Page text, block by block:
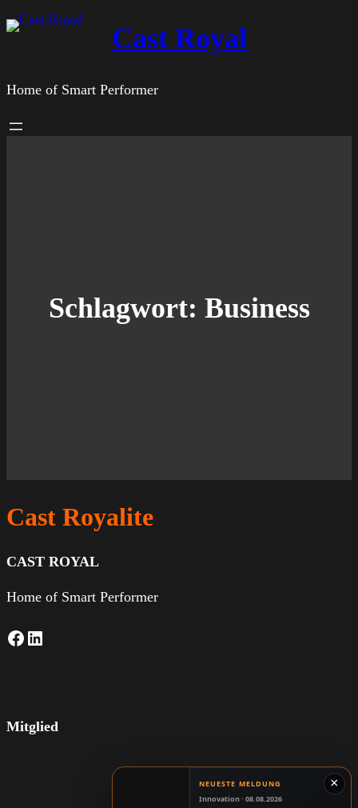
Zum
Cast Royal
Home of Smart Performer
Schlagwort: Business
Cast Royalite
CAST ROYAL
Home of Smart Performer
Facebook LinkedIn
Mitglied
×
NEUESTE MELDUNG
Innovation · 08.08.2026